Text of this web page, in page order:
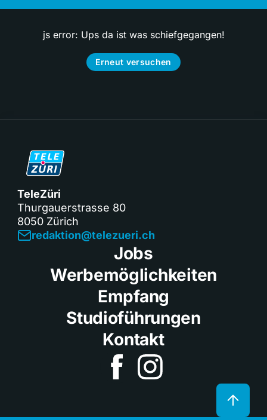
js error: Ups da ist was schiefgegangen!
Erneut versuchen
TeleZüri
Thurgauerstrasse 80
8050 Zürich
redaktion@telezueri.ch
Jobs
Werbemöglichkeiten
Empfang
Studioführungen
Kontakt